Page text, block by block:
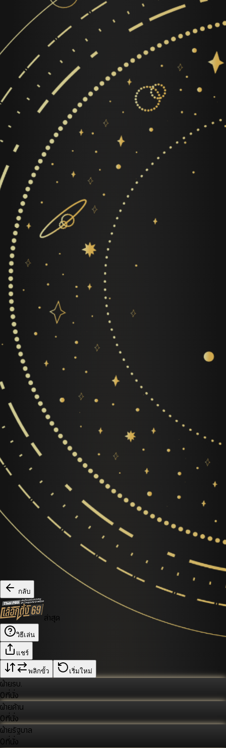
กลับ
ล่าสุด
วิธีเล่น
แชร์
พลิกขั้ว เริ่มใหม่
ฝ่ายรบ.
0ที่นั่ง
ฝ่ายค้าน
0ที่นั่ง
ฝ่ายรัฐบาล
0ที่นั่ง